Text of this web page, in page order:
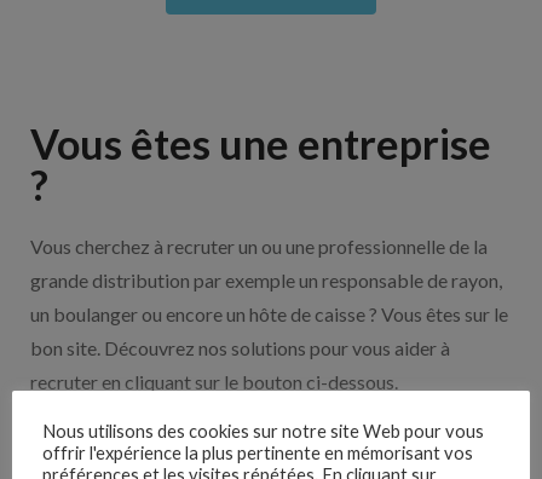
Vous êtes une entreprise
?
Vous cherchez à recruter un ou une professionnelle de la
grande distribution par exemple un responsable de rayon,
un boulanger ou encore un hôte de caisse ? Vous êtes sur le
bon site. Découvrez nos solutions pour vous aider à
recruter en cliquant sur le bouton ci-dessous.
Nos solutions entreprises
Nous utilisons des cookies sur notre site Web pour vous
offrir l'expérience la plus pertinente en mémorisant vos
préférences et les visites répétées. En cliquant sur